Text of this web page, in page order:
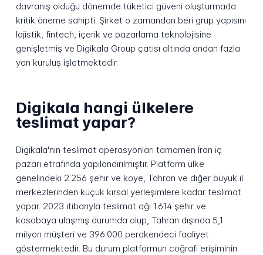
davranış olduğu dönemde tüketici güveni oluşturmada
kritik öneme sahipti. Şirket o zamandan beri grup yapısını
lojistik, fintech, içerik ve pazarlama teknolojisine
genişletmiş ve Digikala Group çatısı altında ondan fazla
yan kuruluş işletmektedir.
Digikala hangi ülkelere
teslimat yapar?
Digikala'nın teslimat operasyonları tamamen İran iç
pazarı etrafında yapılandırılmıştır. Platform ülke
genelindeki 2.256 şehir ve köye, Tahran ve diğer büyük il
merkezlerinden küçük kırsal yerleşimlere kadar teslimat
yapar. 2023 itibarıyla teslimat ağı 1.614 şehir ve
kasabaya ulaşmış durumda olup, Tahran dışında 5,1
milyon müşteri ve 396.000 perakendeci faaliyet
göstermektedir. Bu durum platformun coğrafi erişiminin